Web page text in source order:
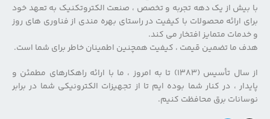
با بیش از یک دهه تجربه و تخصص ، صنعت الکتروتکنیک به تعهد خود
برای ارائه محصولات با کیفیت در راستای بهره مندی از فناوری های روز
و خدمات متمایز افتخار می کند.
هدف ما تضمین قیمت ، کیفیت همچنین اطمینان خاطر برای شما است.
از سال تأسیس (۱۳۸۳) تا به امروز ، ما با ارائه راهکارهای مطمئن و
پایدار ، در کنار شما بوده ایم تا از تجهیزات الکترونیکی شما در برابر
نوسانات برق محافظت کنیم.